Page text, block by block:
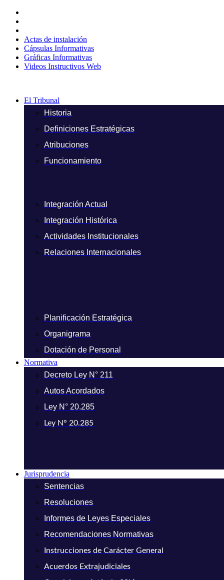
contenido
Actas de instalación
Cápsulas Informativas
Gráficas Informativas
Videos Instructivos Web
El Tribunal
Historia
Definiciones Estratégicas
Atribuciones
Funcionamiento
Integración Actual
Integración Histórica
Actividades Institucionales
Relaciones Internacionales
Planificación Estratégica
Organigrama
Dotación de Personal
Normativa
Decreto Ley N° 211
Autos Acordados
Ley N° 20.285
Ley N° 20.285
Jurisprudencia
Sentencias
Resoluciones
Informes de Leyes Especiales
Recomendaciones Normativas
Instrucciones de Carácter General
Acuerdos Extrajudiciales